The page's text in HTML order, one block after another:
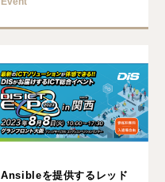
Ansibleを提供するレッド